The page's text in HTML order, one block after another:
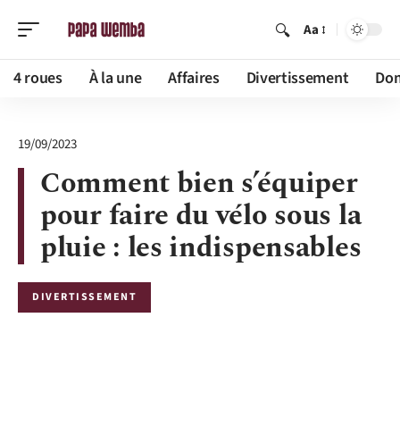
Aa
4 roues À la une Affaires Divertissement
19/09/2023
Comment bien s’équiper
pour faire du vélo sous la
pluie : les indispensables
DIVERTISSEMENT